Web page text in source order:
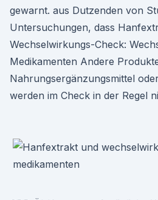
gewarnt. aus Dutzenden von
Untersuchungen, dass
Wechselwirkungs-Check:
Medikamenten Andere
Nahrungsergänzungsmittel
werden im Check in der Regel